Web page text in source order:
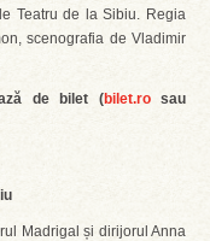
Teatru de la Sibiu. Regia
scenografia de Vladimir
de bilet (bilet.rosau
Madrigal și dirijorul Anna